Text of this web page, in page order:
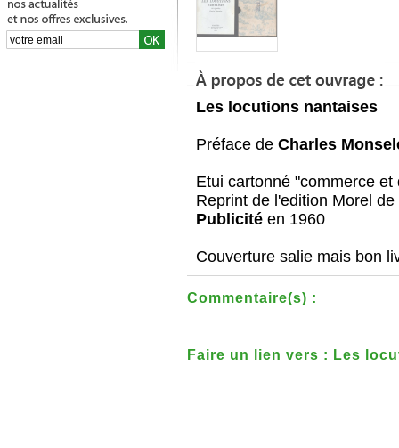
Les locutions nantaises
Préface de Charles
Etui cartonné "commerce et
Reprint de l'edition Morel
Publicité en 1960
Couverture salie mais bon
Commentaire(s) :
Faire un lien vers : Les